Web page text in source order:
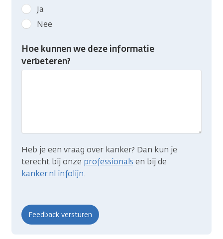
Geef
kanker.nl
feedback:
Heb
gevonden
Ja
Nee
Hoe kunnen we deze informatie
verbeteren?
Heb je een vraag over kanker? Dan kun je
terecht bij onze professionals en bij de
kanker.nl infolijn.